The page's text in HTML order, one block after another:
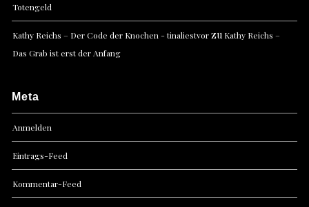
Totengeld
Kathy Reichs – Der Code der Knochen - tinaliestvorzu Kathy Reichs –
Das Grab ist erst der Anfang
Meta
Anmelden
Eintrags-Feed
Kommentar-Feed